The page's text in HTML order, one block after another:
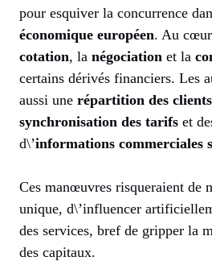
pour esquiver la concurrence
économique européen. Au cœur
cotation, la négociation et la
certains dérivés financiers. Les
aussi une répartition des clients
synchronisation des tarifs et
d\’informations commerciales
Ces manœuvres risqueraient de
unique, d\’influencer
des services, bref de gripper la
des capitaux.